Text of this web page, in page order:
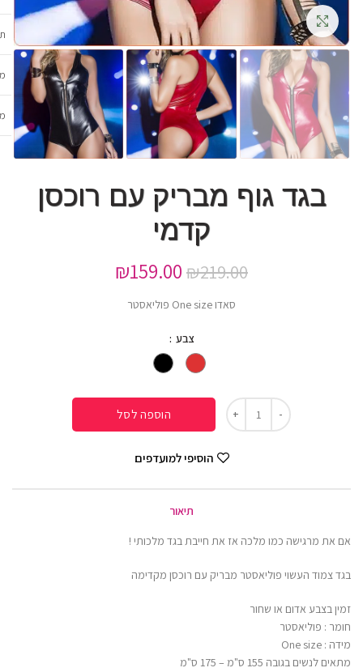
בגד גוף מבריק עם רוכסן
קדמי
₪219.00
₪159.00
סאדו One size פוליאסטר
צבע
הוספה לסל
הוסיפי למועדפים
תיאור
אם את מרגישה כמו מלכה אז את חייבת בגד מלכותי !
בגד צמוד העשוי פוליאסטר מבריק עם רוכסן מקדימה
זמין בצבע אדום או שחור
חומר : פוליאסטר
מידה : One size
מתאים לנשים בגובה 155 ס"מ – 175 ס"מ